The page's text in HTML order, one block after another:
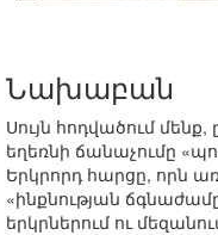
Նախաբան
Սույն հոդվածում
եղեռնի ճանաչումը
Երկրորդ հարցը, որն
«ինքնության
երկրներում ու